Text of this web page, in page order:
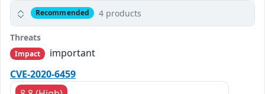
Recommended 4 products
Threats
Impact
important
CVE-2020-6459